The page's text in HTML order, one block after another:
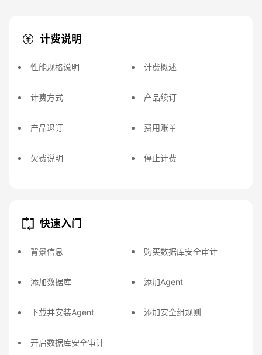
计费说明
性能规格说明 计费概述
计费方式 产品续订
产品退订 费用账单
欠费说明 停止计费
快速入门
背景信息 购买数据库安全审计
添加数据库 添加Agent
下载并安装Agent 添加安全组规则
开启数据库安全审计